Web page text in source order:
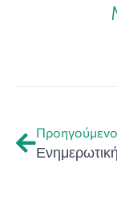
Προηγούμενο